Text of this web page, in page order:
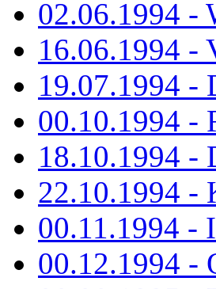
02.06.1994 -
16.06.1994 -
19.07.1994 -
00.10.1994 -
18.10.1994 -
22.10.1994 -
00.11.1994 -
00.12.1994 -